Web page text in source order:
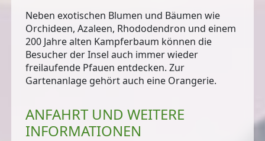
Neben exotischen Blumen und Bäumen wie
Orchideen, Azaleen, Rhododendron und einem
200 Jahre alten Kampferbaum können die
Besucher der Insel auch immer wieder
freilaufende Pfauen entdecken. Zur
Gartenanlage gehört auch eine Orangerie.
ANFAHRT UND WEITERE
INFORMATIONEN